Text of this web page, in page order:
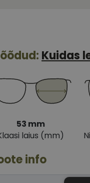
Kuidas
53 mm
laius (mm)
info